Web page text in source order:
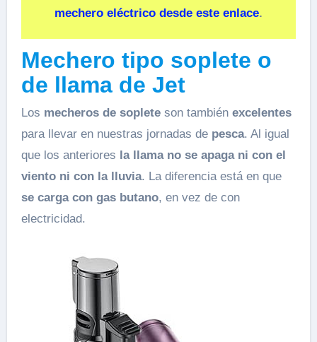
mechero eléctrico desde este enlace.
Mechero tipo soplete o
de llama de Jet
Los mecheros de sopleteson también excelentes
para llevar en nuestras jornadas de pesca. Al igual
que los anteriores la llama no se apaga ni con el
viento ni con la lluvia. La diferencia está en que
se carga con gas butano, en vez de con
electricidad.